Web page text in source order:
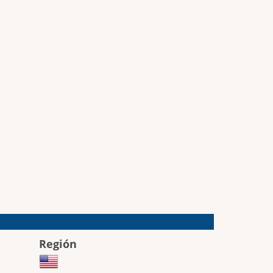
Región